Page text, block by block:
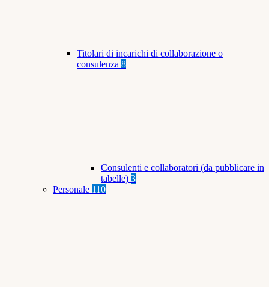
Titolari di incarichi di collaborazione o
consulenza 8
Consulenti e collaboratori (da pubblicare in
tabelle) 3
Personale 110